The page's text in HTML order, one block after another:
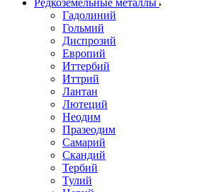
Редкоземельные металлы
Гадолиний
Гольмий
Диспрозий
Европий
Иттербий
Иттрий
Лантан
Лютеций
Неодим
Празеодим
Самарий
Скандий
Тербий
Тулий